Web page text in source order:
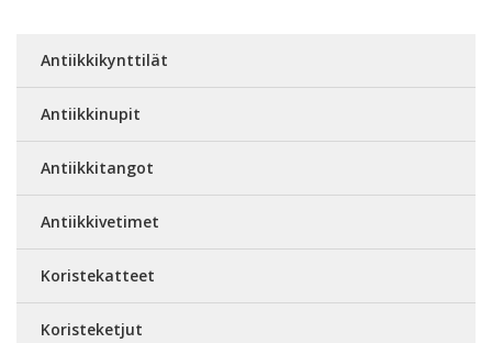
Antiikkikynttilät
Antiikkinupit
Antiikkitangot
Antiikkivetimet
Koristekatteet
Koristeketjut